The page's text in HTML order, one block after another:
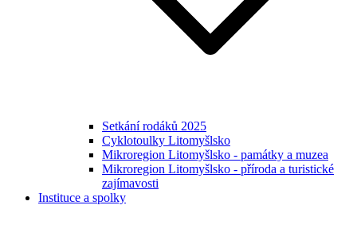
Setkání rodáků 2025
Cyklotoulky Litomyšlsko
Mikroregion Litomyšlsko - památky a muzea
Mikroregion Litomyšlsko - příroda a turistické
zajímavosti
Instituce a spolky